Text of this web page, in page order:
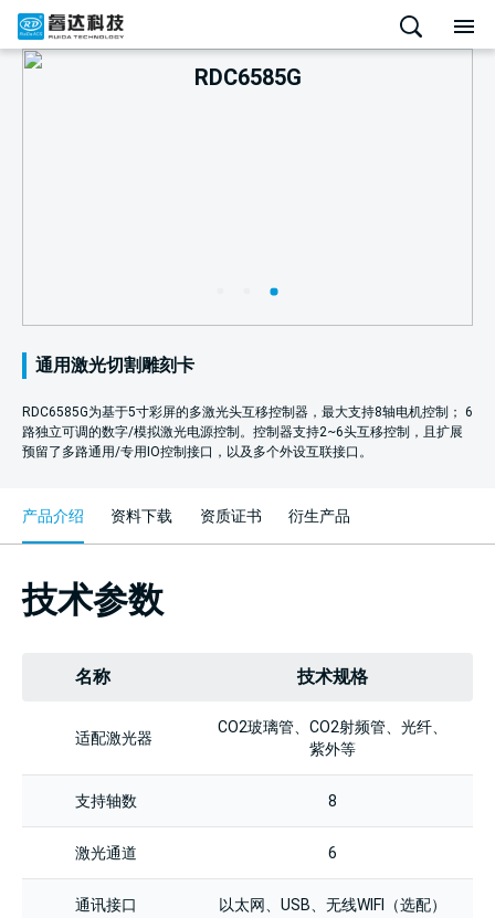
RDC6585G
通用激光切割雕刻卡
RDC6585G为基于5寸彩屏的多激光头互移控制器，最大支持8轴电机控制； 6
路独立可调的数字/模拟激光电源控制。控制器支持2~6头互移控制，且扩展
预留了多路通用/专用IO控制接口，以及多个外设互联接口。
产品介绍 资料下载 资质证书 衍生产品
技术参数
名称 技术规格
适配激光器
CO2玻璃管、CO2射频管、光纤、
紫外等
支持轴数 8
激光通道 6
通讯接口 以太网、USB、无线WIFI（选配）